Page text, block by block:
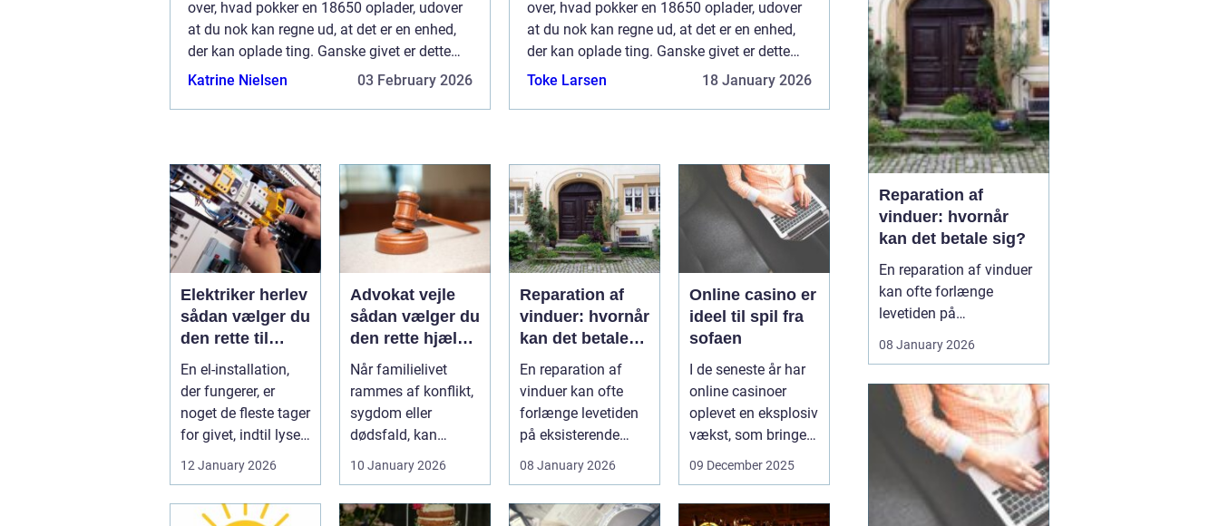
over, hvad pokker en 18650 oplader, udover
at du nok kan regne ud, at det er en enhed,
der kan oplade ting. Ganske givet er dette
korrekt, men nærmere betegnet, for at bruge
Katrine Nielsen 03 February 2026
over, hvad pokker en 18650 oplader, udover
at du nok kan regne ud, at det er en enhed,
der kan oplade ting. Ganske givet er dette
korrekt, men nærmere betegnet, for at bruge
Toke Larsen 18 January 2026
Elektriker herlev
sådan vælger du
den rette til
opgaven
En el-installation,
der fungerer, er
noget de fleste tager
for givet, indtil lyset
pludselig går, el...
12 January 2026
Advokat vejle
sådan vælger du
den rette hjælp
til familien
Når familielivet
rammes af konflikt,
sygdom eller
dødsfald, kan
juridiske spørgsmål
10 January 2026
Reparation af
vinduer: hvornår
kan det betale
sig?
En reparation af
vinduer kan ofte
forlænge levetiden
på eksisterende
rammer og glas
08 January 2026
Online casino er
ideel til spil fra
sofaen
I de seneste år har
online casinoer
oplevet en eksplosiv
vækst, som bringer
spændi...
09 December 2025
følelser og praktiske
problemer på én gang.
Her kan en erfaren10
January 2026
Reparation af
vinduer: hvornår
kan det betale sig?
En reparation af vinduer
kan ofte forlænge
levetiden på
glas med mange år. For
valget mellem at
reparere eller udskifte
hele vinduet, og
beslutningen har både
08 January 2026